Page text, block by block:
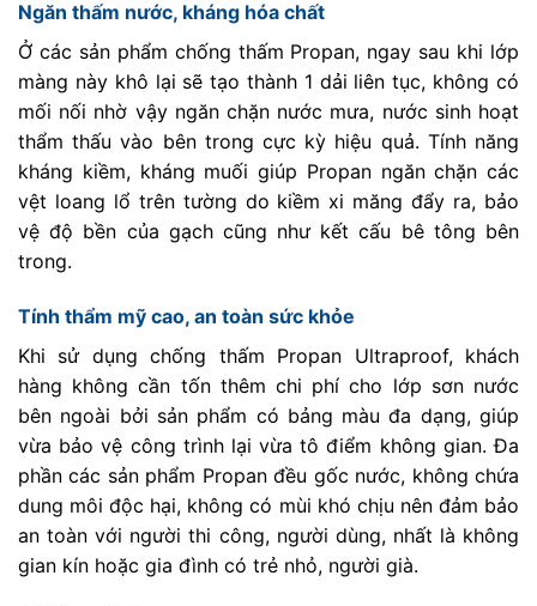
Ngăn thấm nước, kháng hóa chất
Ở các sản phẩm chống thấm Propan, ngay sau khi lớp
màng này khô lại sẽ tạo thành 1 dải liên tục, không có
mối nối nhờ vậy ngăn chặn nước mưa, nước sinh hoạt
thẩm thấu vào bên trong cực kỳ hiệu quả. Tính năng
kháng kiềm, kháng muối giúp Propan ngăn chặn các
vệt loang lổ trên tường do kiềm xi măng đẩy ra, bảo
vệ độ bền của gạch cũng như kết cấu bê tông bên
trong.
Tính thẩm mỹ cao, an toàn sức khỏe
Khi sử dụng chống thấm Propan Ultraproof, khách
hàng không cần tốn thêm chi phí cho lớp sơn nước
bên ngoài bởi sản phẩm có bảng màu đa dạng, giúp
vừa bảo vệ công trình lại vừa tô điểm không gian. Đa
phần các sản phẩm Propan đều gốc nước, không chứa
dung môi độc hại, không có mùi khó chịu nên đảm bảo
an toàn với người thi công, người dùng, nhất là không
gian kín hoặc gia đình có trẻ nhỏ, người già.